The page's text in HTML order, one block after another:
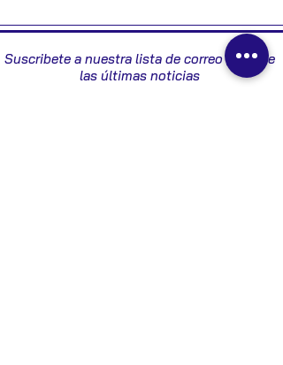
Suscribete a nuestra lista de correo y recibe
las últimas noticias